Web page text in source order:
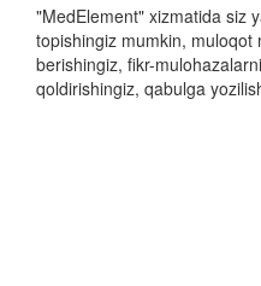
"MedElement" xizmatida siz
topishingiz mumkin,
berishingiz, fikr-
qoldirishingiz, qabulga